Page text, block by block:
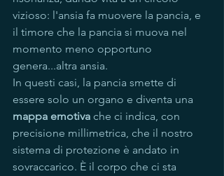
vizioso: l'ansia fa muovere la pancia, e
il timore che la pancia si muova nel
momento meno opportuno
genera...altra ansia.
In questi casi, la pancia smette di
essere solo un organo e diventa una
mappa emotiva che ci indica, con
precisione millimetrica, che il nostro
sistema di protezione è andato in
sovraccarico. È il corpo che ci sta